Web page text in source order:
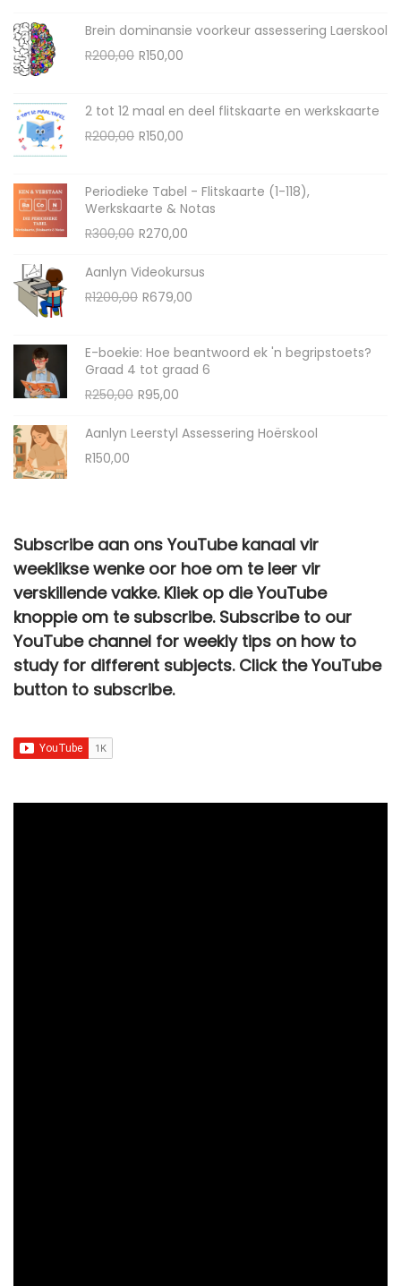
Brein dominansie voorkeur assessering Laerskool
R200,00 R150,00
2 tot 12 maal en deel flitskaarte en werkskaarte
R200,00 R150,00
Periodieke Tabel - Flitskaarte (1-118),
Werkskaarte & Notas
R300,00 R270,00
Aanlyn Videokursus
R1200,00 R679,00
E-boekie: Hoe beantwoord ek 'n begripstoets?
Graad 4 tot graad 6
R250,00 R95,00
Aanlyn Leerstyl Assessering Hoërskool
R150,00
Subscribe aan ons YouTube kanaal vir
weeklikse wenke oor hoe om te leer vir
verskillende vakke. Kliek op die YouTube
knoppie om te subscribe. Subscribe to our
YouTube channel for weekly tips on how to
study for different subjects. Click the YouTube
button to subscribe.